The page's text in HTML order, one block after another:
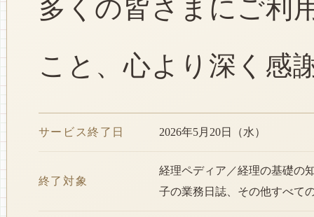
多くの皆さまにご利
こと、心より深く感
サービス終了日 2026年5月20日（水）
終了対象
経理ペディア／経理の基礎の
子の業務日誌、その他すべて